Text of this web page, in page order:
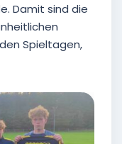
Damit sind die
Spieltagen,